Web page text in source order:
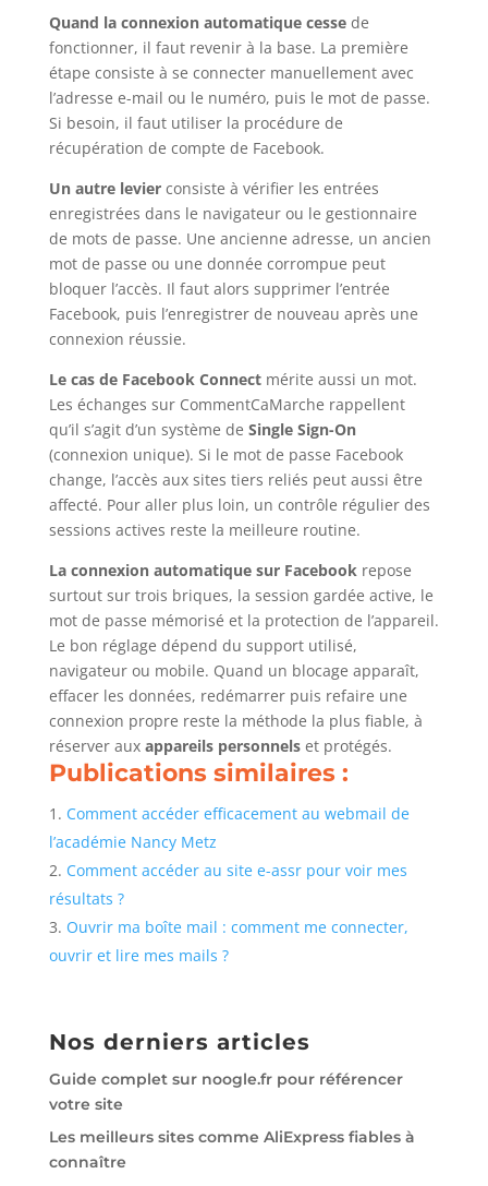
Quand la connexion automatique cessede
fonctionner, il faut revenir à la base. La première
étape consiste à se connecter manuellement avec
l’adresse e-mail ou le numéro, puis le mot de passe.
Si besoin, il faut utiliser la procédure de
récupération de compte de Facebook.
Un autre levierconsiste à vérifier les entrées
enregistrées dans le navigateur ou le gestionnaire
de mots de passe. Une ancienne adresse, un ancien
mot de passe ou une donnée corrompue peut
bloquer l’accès. Il faut alors supprimer l’entrée
Facebook, puis l’enregistrer de nouveau après une
connexion réussie.
Le cas de Facebook Connectmérite aussi un mot.
Les échanges sur CommentCaMarche rappellent
qu’il s’agit d’un système de Single Sign-On
(connexion unique). Si le mot de passe Facebook
change, l’accès aux sites tiers reliés peut aussi être
affecté. Pour aller plus loin, un contrôle régulier des
sessions actives reste la meilleure routine.
La connexion automatique sur Facebookrepose
surtout sur trois briques, la session gardée active, le
mot de passe mémorisé et la protection de l’appareil.
Le bon réglage dépend du support utilisé,
navigateur ou mobile. Quand un blocage apparaît,
effacer les données, redémarrer puis refaire une
connexion propre reste la méthode la plus fiable, à
réserver aux appareils personnelset protégés.
Publications similaires :
Comment accéder efficacement au webmail de
l’académie Nancy Metz
Comment accéder au site e-assr pour voir mes
résultats ?
Ouvrir ma boîte mail : comment me connecter,
ouvrir et lire mes mails ?
Nos derniers articles
Guide complet sur noogle.fr pour référencer
votre site
Les meilleurs sites comme AliExpress fiables à
connaître